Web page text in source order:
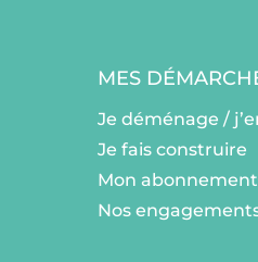
MES
Je déménage /
Je fais construire
Mon abonnement
Nos